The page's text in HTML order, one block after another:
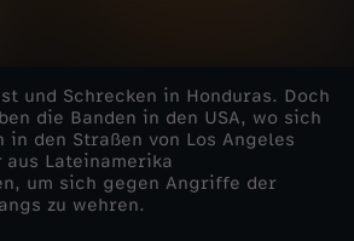
und Schrecken in Honduras. Doch
die Banden in den USA, wo sich
in den Straßen von Los Angeles
Lateinamerika
um sich gegen Angriffe der
zu wehren.